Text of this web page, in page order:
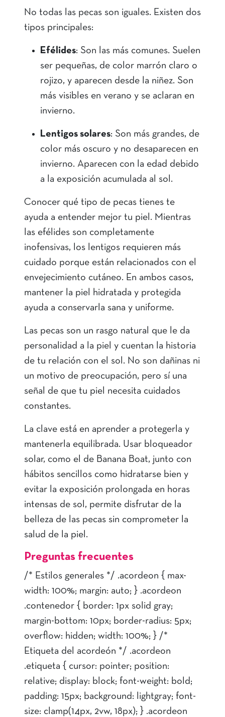
No todas las pecas son iguales. Existen dos
tipos principales:
Efélides: Son las más comunes. Suelen
ser pequeñas, de color marrón claro o
rojizo, y aparecen desde la niñez. Son
más visibles en verano y se aclaran en
invierno.
Lentigos solares: Son más grandes, de
color más oscuro y no desaparecen en
invierno. Aparecen con la edad debido
a la exposición acumulada al sol.
Conocer qué tipo de pecas tienes te
ayuda a entender mejor tu piel. Mientras
las efélides son completamente
inofensivas, los lentigos requieren más
cuidado porque están relacionados con el
envejecimiento cutáneo. En ambos casos,
mantener la piel hidratada y protegida
ayuda a conservarla sana y uniforme.
Las pecas son un rasgo natural que le da
personalidad a la piel y cuentan la historia
de tu relación con el sol. No son dañinas ni
un motivo de preocupación, pero sí una
señal de que tu piel necesita cuidados
constantes.
La clave está en aprender a protegerla y
mantenerla equilibrada. Usar bloqueador
solar, como el de Banana Boat, junto con
hábitos sencillos como hidratarse bien y
evitar la exposición prolongada en horas
intensas de sol, permite disfrutar de la
belleza de las pecas sin comprometer la
salud de la piel.
Preguntas frecuentes
/* Estilos generales */ .acordeon { max-
width: 100%; margin: auto; } .acordeon
.contenedor { border: 1px solid gray;
margin-bottom: 10px; border-radius: 5px;
overflow: hidden; width: 100%; } /*
Etiqueta del acordeón */ .acordeon
.etiqueta { cursor: pointer; position:
relative; display: block; font-weight: bold;
padding: 15px; background: lightgray; font-
size: clamp(14px, 2vw, 18px); } .acordeon